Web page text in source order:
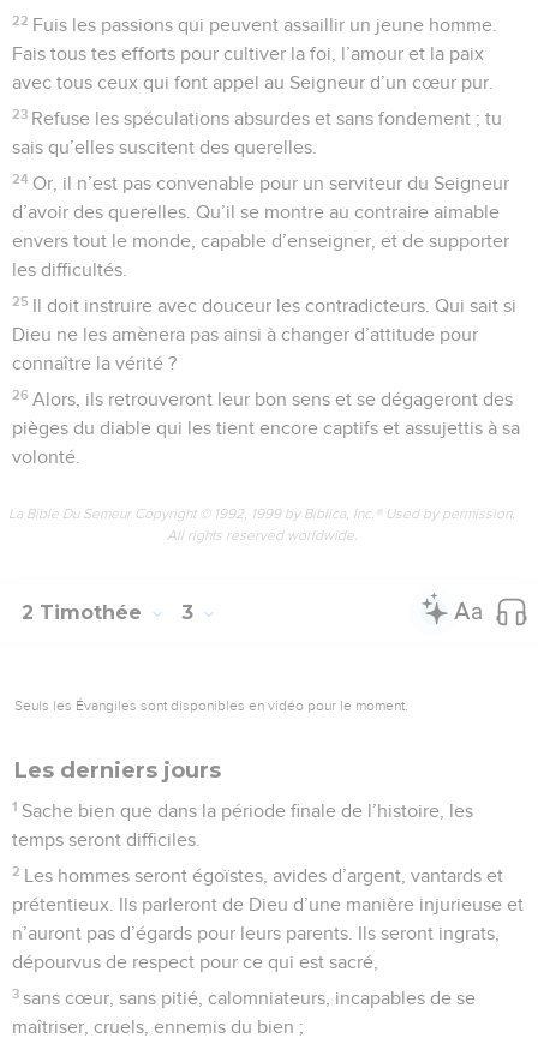
22 Fuis les passions qui peuvent assaillir un jeune homme.
Fais tous tes efforts pour cultiver la foi, l’amour et la paix
avec tous ceux qui font appel au Seigneur d’un cœur pur.
23 Refuse les spéculations absurdes et sans fondement ; tu
sais qu’elles suscitent des querelles.
24 Or, il n’est pas convenable pour un serviteur du Seigneur
d’avoir des querelles. Qu’il se montre au contraire aimable
envers tout le monde, capable d’enseigner, et de supporter
les difficultés.
25 Il doit instruire avec douceur les contradicteurs. Qui sait si
Dieu ne les amènera pas ainsi à changer d’attitude pour
connaître la vérité ?
26 Alors, ils retrouveront leur bon sens et se dégageront des
pièges du diable qui les tient encore captifs et assujettis à sa
volonté.
La Bible Du Semeur Copyright © 1992, 1999 by Biblica, Inc.® Used by permission.
All rights reserved worldwide.
2 Timothée 3
Seuls les Évangiles sont disponibles en vidéo pour le moment.
Les derniers jours
1 Sache bien que dans la période finale de l’histoire, les
temps seront difficiles.
2 Les hommes seront égoïstes, avides d’argent, vantards et
prétentieux. Ils parleront de Dieu d’une manière injurieuse et
n’auront pas d’égards pour leurs parents. Ils seront ingrats,
dépourvus de respect pour ce qui est sacré,
3 sans cœur, sans pitié, calomniateurs, incapables de se
maîtriser, cruels, ennemis du bien ;